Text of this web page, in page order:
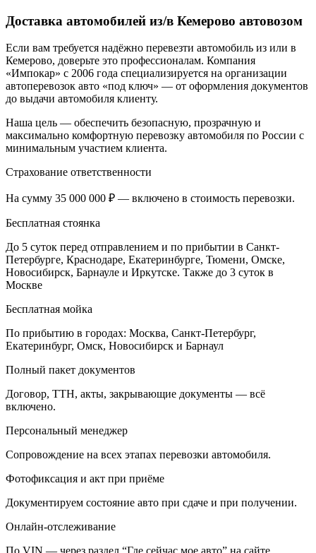
Доставка автомобилей из/в Кемерово автовозом
Если вам требуется надёжно перевезти автомобиль из или в
Кемерово, доверьте это профессионалам. Компания
«Импокар» с 2006 года специализируется на организации
автоперевозок авто «под ключ» — от оформления документов
до выдачи автомобиля клиенту.
Наша цель — обеспечить безопасную, прозрачную и
максимально комфортную перевозку автомобиля по России с
минимальным участием клиента.
Страхование ответственности
На сумму 35 000 000 ₽ — включено в стоимость перевозки.
Бесплатная стоянка
До 5 суток перед отправлением и по прибытии в Санкт-
Петербурге, Краснодаре, Екатеринбурге, Тюмени, Омске,
Новосибирск, Барнауле и Иркутске. Также до 3 суток в
Москве
Бесплатная мойка
По прибытию в городах: Москва, Санкт-Петербург,
Екатеринбург, Омск, Новосибирск и Барнаул
Полный пакет документов
Договор, ТТН, акты, закрывающие документы — всё
включено.
Персональный менеджер
Сопровождение на всех этапах перевозки автомобиля.
Фотофиксация и акт при приёме
Документируем состояние авто при сдаче и при получении.
Онлайн-отслеживание